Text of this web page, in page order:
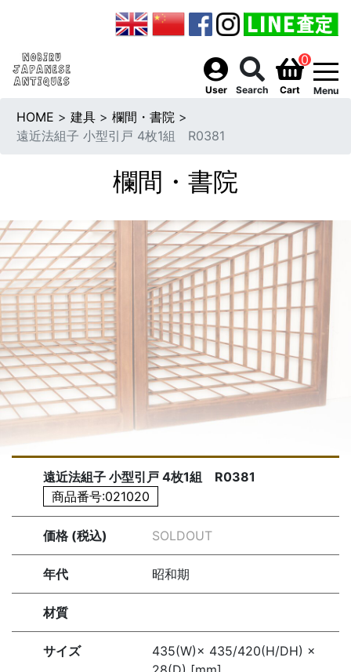
User Search
0
Cart Menu
HOME > 建具 > 欄間・書院 >
遠近法組子 小型引戸 4枚1組 R0381
欄間・書院
遠近法組子 小型引戸 4枚1組 R0381
商品番号:021020
価格 (税込) SOLDOUT
年代 昭和期
材質
サイズ
435(W)× 435/420(H/DH) ×